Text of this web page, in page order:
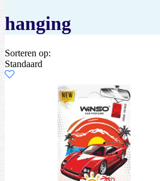
hanging
Sorteren op:
Standaard